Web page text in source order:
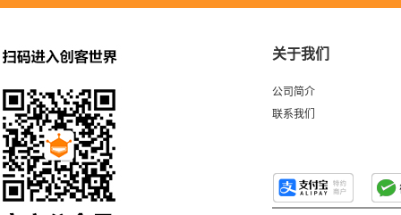
关于我们
公司简介
联系我们